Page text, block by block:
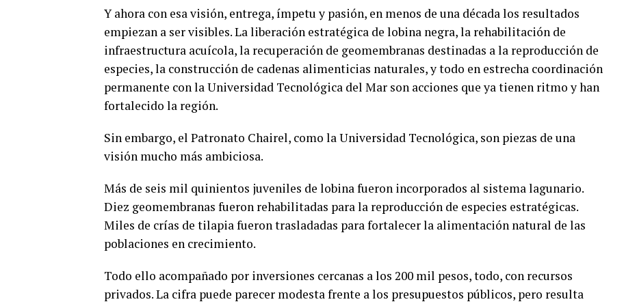
Y ahora con esa visión, entrega, ímpetu y pasión, en menos de una década los resultados
empiezan a ser visibles. La liberación estratégica de lobina negra, la rehabilitación de
infraestructura acuícola, la recuperación de geomembranas destinadas a la reproducción de
especies, la construcción de cadenas alimenticias naturales, y todo en estrecha coordinación
permanente con la Universidad Tecnológica del Mar son acciones que ya tienen ritmo y han
fortalecido la región.
Sin embargo, el Patronato Chairel, como la Universidad Tecnológica, son piezas de una
visión mucho más ambiciosa.
Más de seis mil quinientos juveniles de lobina fueron incorporados al sistema lagunario.
Diez geomembranas fueron rehabilitadas para la reproducción de especies estratégicas.
Miles de crías de tilapia fueron trasladadas para fortalecer la alimentación natural de las
poblaciones en crecimiento.
Todo ello acompañado por inversiones cercanas a los 200 mil pesos, todo, con recursos
privados. La cifra puede parecer modesta frente a los presupuestos públicos, pero resulta